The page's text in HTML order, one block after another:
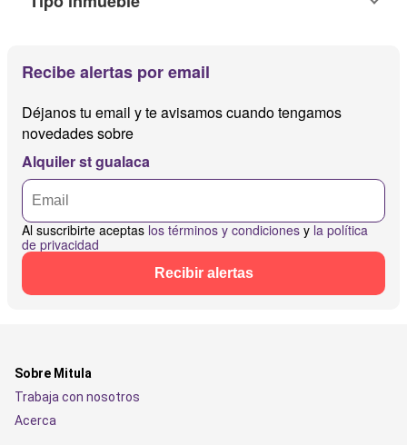
Recibe alertas por email
Déjanos tu email y te avisamos cuando tengamos
novedades sobre
Alquiler st gualaca
Al suscribirte aceptas los términos y condiciones y la política
de privacidad
Recibir alertas
Sobre Mitula
Trabaja con nosotros
Acerca